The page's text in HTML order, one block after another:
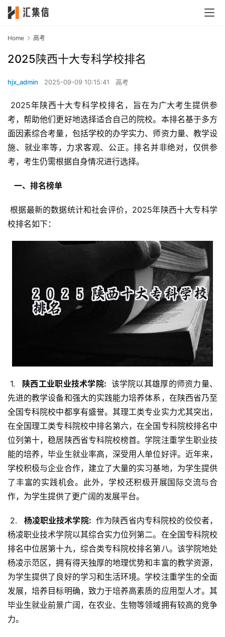
Home 高考
2025陕西十大专科学校排名
hjx_admin 2025-09-09 10:15:41 高考
考，帮助他们更好地选择适合自己的院校。本排名基于多方
面因素综合考量，包括学校的办学实力、师资力量、教学设
施、就业率等，力求客观、公正。排名并非绝对，仅供参
考，考生仍需根据自身情况进行选择。
  一、排名榜单
根据最新的数据统计和社会评价，2025年陕西十大专科学
校排名如下：
1.
  陕西工业职业技术学院:
该学院以其雄厚的师资力量、
先进的教学设备和强大的实践能力培养体系，在陕西省乃至
全国专科院校中都享有盛誉。其理工类专业实力尤其突出，
在全国理工类专科院校中排名第六，在全国专科院校排名中
位列第十，稳居陕西省专科院校榜首。学院注重学生职业技
能的培养，毕业生就业率高，深受用人单位好评。近年来，
学校积极与企业合作，建立了大量的实习基地，为学生提供
了丰富的实践机会。此外，学校还积极开展国际交流与合
作，为学生提供了更广阔的发展平台。
2.
  杨凌职业技术学院:
作为陕西省内专科院校的佼佼者，
杨凌职业技术学院以其综合实力位列第二。在全国专科院校
排名中位居第十九，综合类专科院校排名第八。该学院地处
杨凌示范区，拥有得天独厚的地理优势和丰富的教学资源，
为学生提供了良好的学习和生活环境。学校注重学生的全面
发展，培养目标明确，致力于培养高素质的应用型人才。其
毕业生就业前景广阔，在农业、生物等领域拥有较高的竞争
力。